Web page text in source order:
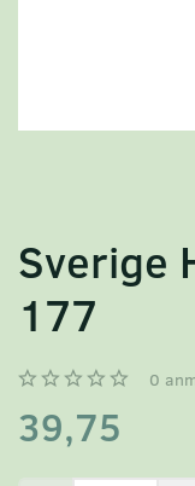
Sverige
177
0
39,75